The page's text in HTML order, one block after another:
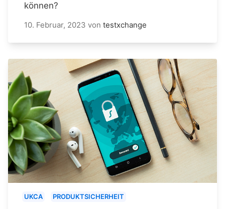
können?
10. Februar, 2023 von testxchange
UKCA PRODUKTSICHERHEIT